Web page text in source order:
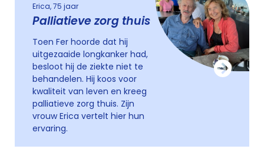
Erica, 75 jaar
Palliatieve zorg thuis
Toen Fer hoorde dat hij
uitgezaaide longkanker had,
besloot hij de ziekte niet te
behandelen. Hij koos voor
kwaliteit van leven en kreeg
palliatieve zorg thuis. Zijn
vrouw Erica vertelt hier hun
ervaring.